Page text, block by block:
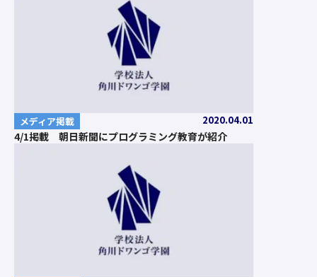
メディア掲載 2020.04.01
4/1掲載 朝日新聞にプログラミング教育が紹介